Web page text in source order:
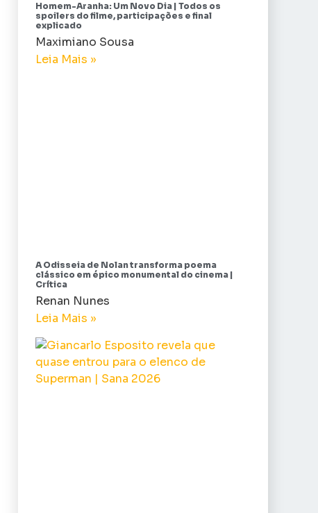
Homem-Aranha: Um Novo Dia | Todos os
spoilers do filme, participações e final
explicado
Maximiano Sousa
Leia Mais »
A Odisseia de Nolan transforma poema
clássico em épico monumental do cinema |
Crítica
Renan Nunes
Leia Mais »